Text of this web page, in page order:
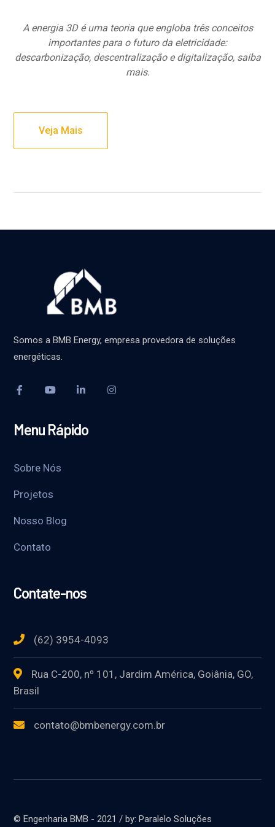
A energia 3D é uma teoria que engloba três conceitos
importantes para o futuro da eletricidade:
descarbonização, descentralização e digitalização, saiba
mais.
Veja Mais
Somos a BMB Energy, empresa provedora de soluções
energéticas.
Menu Rápido
Sobre Nós
Projetos
Nosso Blog
Contato
Contate-nos
(62) 3954-4093
Rua C-200, nº 101, Jardim América, Goiânia, GO,
Brasil
contato@bmbenergy.com.br
© Engenharia BMB - 2021 / by: Paralelo Soluções